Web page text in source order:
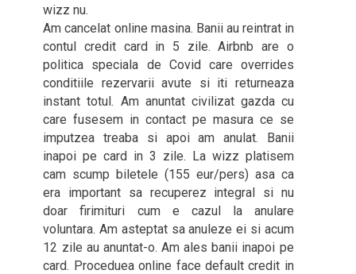
wizz nu.
Am cancelat online masina. Banii au reintrat in
contul credit card in 5 zile. Airbnb are o
politica speciala de Covid care overrides
conditiile rezervarii avute si iti returneaza
instant totul. Am anuntat civilizat gazda cu
care fusesem in contact pe masura ce se
imputzea treaba si apoi am anulat. Banii
inapoi pe card in 3 zile. La wizz platisem
cam scump biletele (155 eur/pers) asa ca
era important sa recuperez integral si nu
doar firimituri cum e cazul la anulare
voluntara. Am asteptat sa anuleze ei si acum
12 zile au anuntat-o. Am ales banii inapoi pe
card. Proceduea online face default credit in